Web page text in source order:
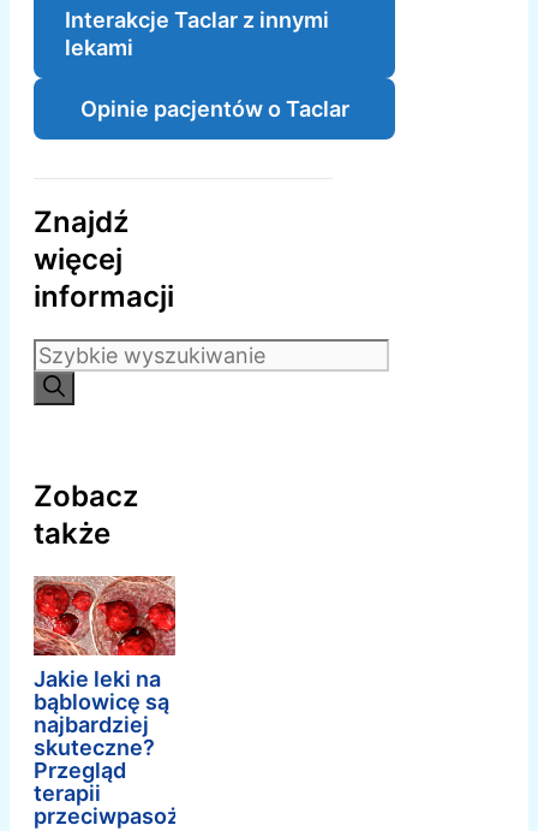
Interakcje Taclar z innymi
lekami
Opinie pacjentów o Taclar
Znajdź
więcej
informacji
Szukaj:
Zobacz
także
Jakie leki na
bąblowicę są
najbardziej
skuteczne?
Przegląd
terapii
przeciwpasożytniczej